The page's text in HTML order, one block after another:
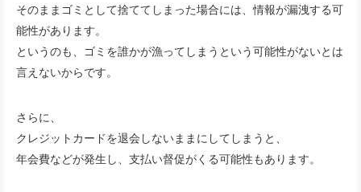
そのままゴミとして捨ててしまった場合には、情報が漏洩する可
能性があります。
というのも、ゴミを誰かが漁ってしまうという可能性がないとは
言えないからです。
さらに、
クレジットカードを退会しないままにしてしまうと、
年会費などが発生し、支払い督促がくる可能性もあります。